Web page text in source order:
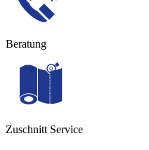
Beratung
Zuschnitt Service